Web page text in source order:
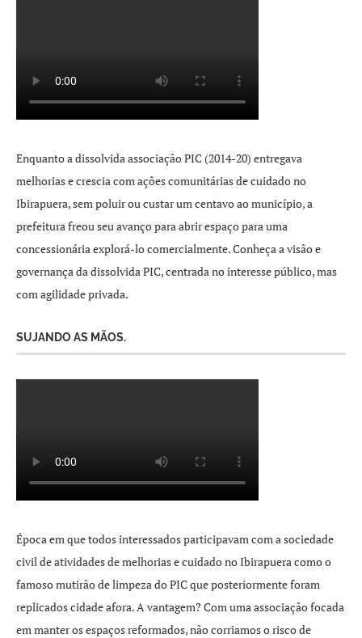
Enquanto a dissolvida associação PIC (2014-20) entregava
melhorias e crescia com ações comunitárias de cuidado no
Ibirapuera, sem poluir ou custar um centavo ao município, a
prefeitura freou seu avanço para abrir espaço para uma
concessionária explorá-lo comercialmente. Conheça a visão e
governança da dissolvida PIC, centrada no interesse público, mas
com agilidade privada.
SUJANDO AS MÃOS.
Época em que todos interessados participavam com a sociedade
civil de atividades de melhorias e cuidado no Ibirapuera como o
famoso mutirão de limpeza do PIC que posteriormente foram
replicados cidade afora. A vantagem? Com uma associação focada
em manter os espaços reformados, não corriamos o risco de